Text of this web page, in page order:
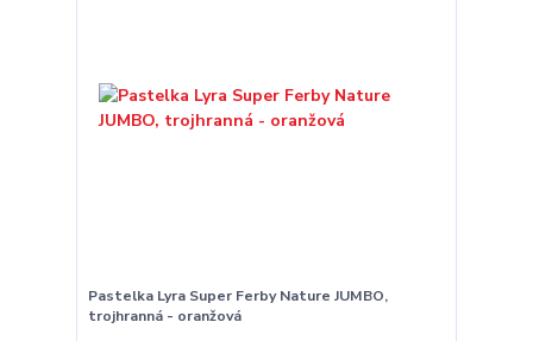
Pastelka Lyra Super Ferby Nature JUMBO,
trojhranná - oranžová